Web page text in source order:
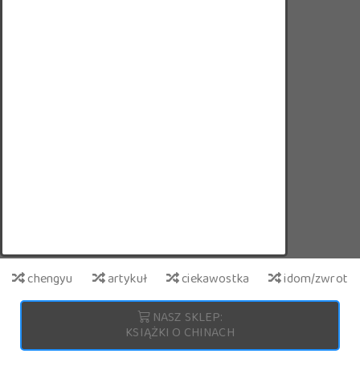
chengyu artykuł ciekawostka
idom/zwrot
NASZ SKLEP:
KSIĄŻKI O CHINACH